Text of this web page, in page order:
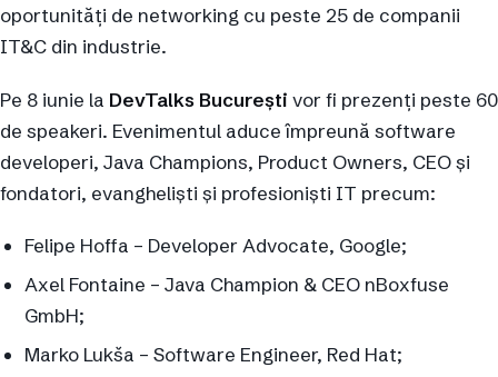
oportunități de networking cu peste 25 de companii
IT&C din industrie.
Pe 8 iunie la DevTalks București vor fi prezenți peste 60
de speakeri. Evenimentul aduce împreună software
developeri, Java Champions, Product Owners, CEO și
fondatori, evangheliști și profesioniști IT precum:
Felipe Hoffa – Developer Advocate, Google;
Axel Fontaine – Java Champion & CEO nBoxfuse
GmbH;
Marko Lukša – Software Engineer, Red Hat;